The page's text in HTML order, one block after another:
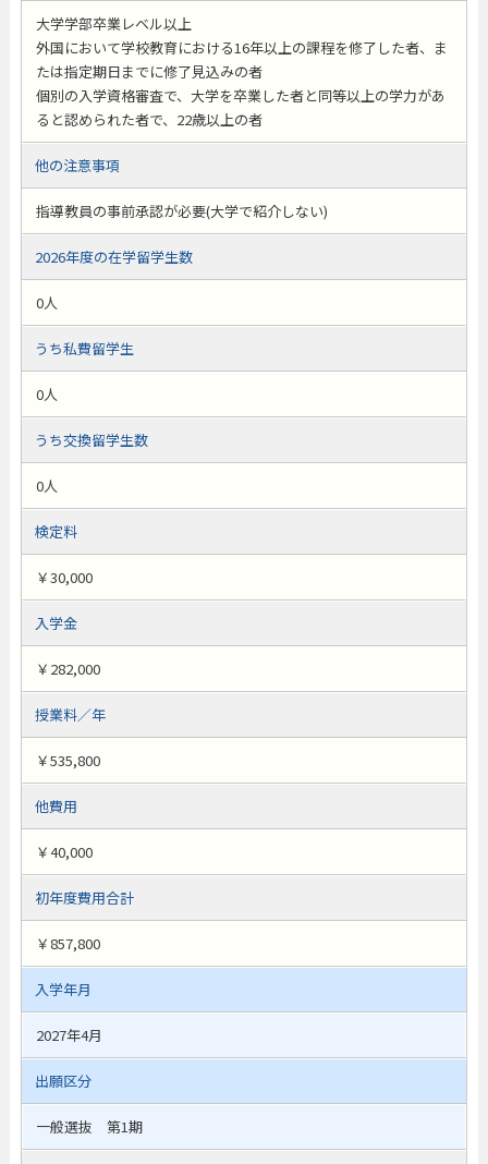
大学学部卒業レベル以上
外国において学校教育における16年以上の課程を修了した者、ま
たは指定期日までに修了見込みの者
個別の入学資格審査で、大学を卒業した者と同等以上の学力があ
ると認められた者で、22歳以上の者
他の注意事項
指導教員の事前承認が必要(大学で紹介しない)
2026年度の在学留学生数
0人
うち私費留学生
0人
うち交換留学生数
0人
検定料
￥30,000
入学金
￥282,000
授業料／年
￥535,800
他費用
￥40,000
初年度費用合計
￥857,800
入学年月
2027年4月
出願区分
一般選抜 第1期